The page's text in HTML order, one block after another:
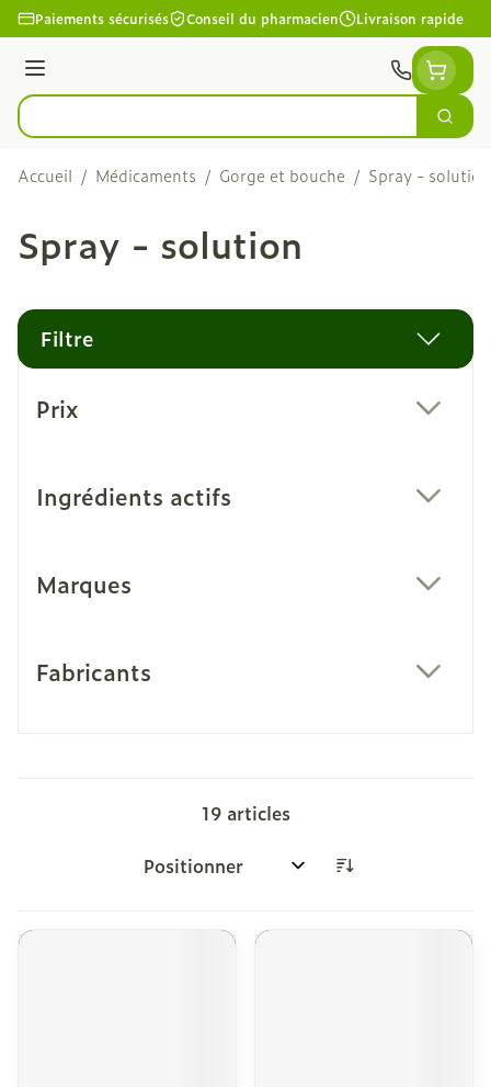
Aller au contenu
Paiements sécurisés Conseil du pharmacien Livraison rapide
Menu
Rechercher
Accueil / Médicaments / Gorge et bouche / Spray - solution
Spray - solution
Filtre
Prix
Ingrédients actifs
Marques
Fabricants
19articles
Trier par: